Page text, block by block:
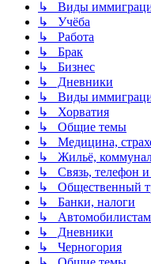
↳ Виды
↳ Учёба
↳ Работа
↳ Брак
↳ Бизнес
↳ Дневники
↳ Виды
↳ Хорватия
↳ Общие темы
↳ Медицина,
↳ Жильё,
↳ Связь, телефон и
↳ Общественный
↳ Банки, налоги
↳ Автомобилистам
↳ Дневники
↳ Черногория